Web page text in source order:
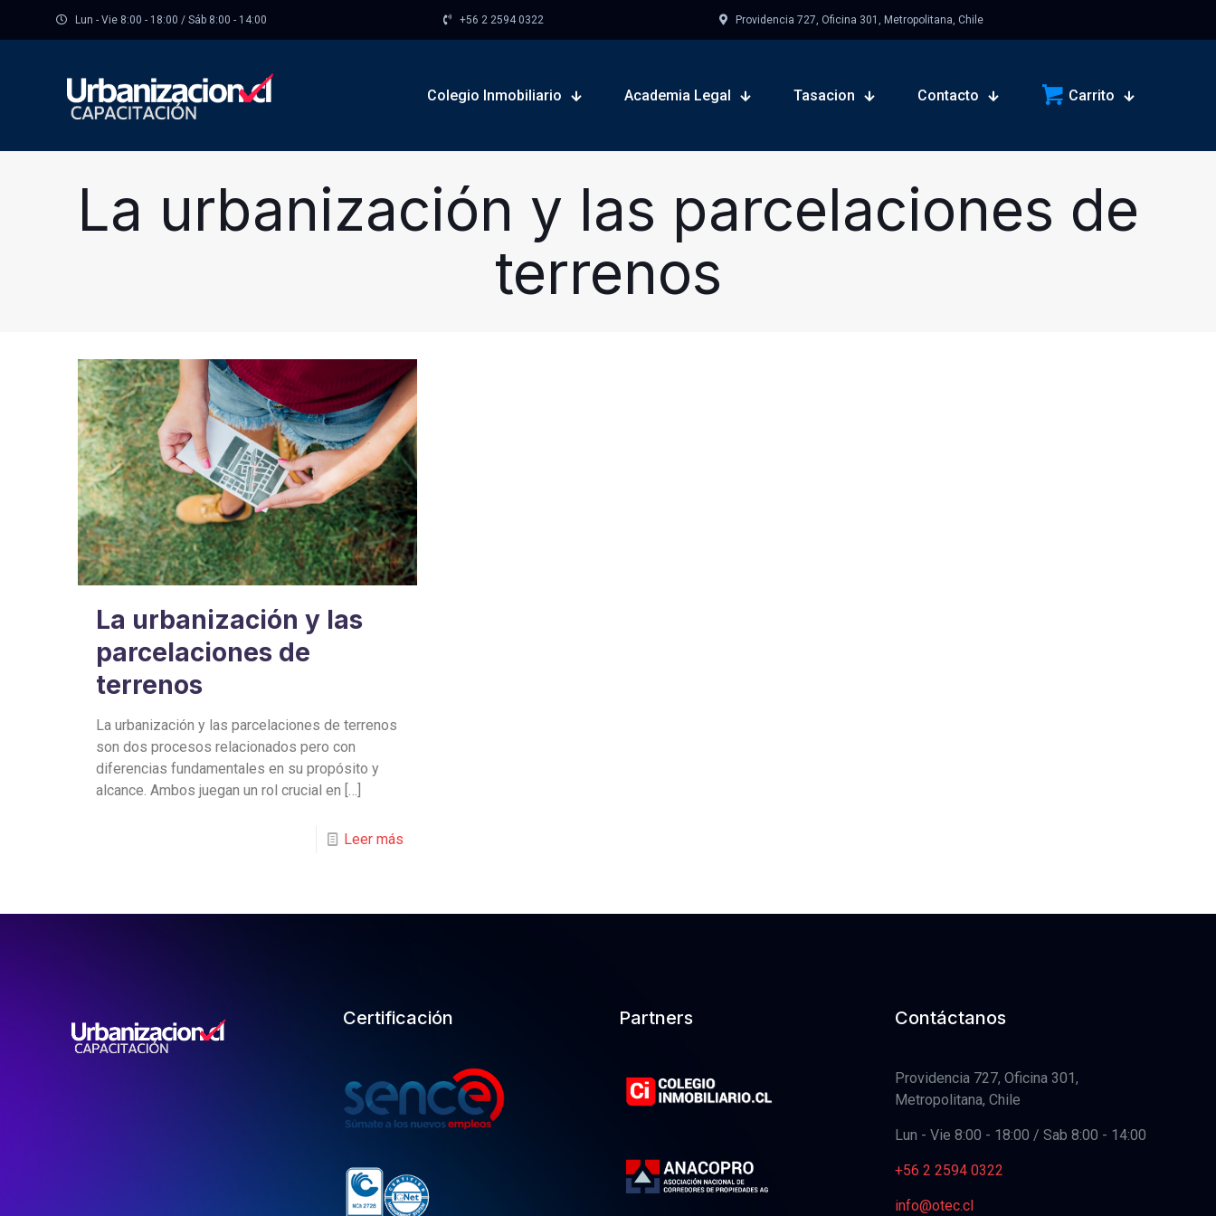
Lun - Vie 8:00 - 18:00 / Sáb 8:00 - 14:00 +56 2 2594 0322 Providencia 727, Oficina 301, Metropolitana, Chile
Colegio Inmobiliario Academia Legal Tasacion Contacto Carrito
La urbanización y las parcelaciones de
terrenos
La urbanización y las
parcelaciones de
terrenos
La urbanización y las parcelaciones de terrenos
son dos procesos relacionados pero con
diferencias fundamentales en su propósito y
alcance. Ambos juegan un rol crucial en […]
Leer más
Certificación Partners Contáctanos
Providencia 727, Oficina 301,
Metropolitana, Chile
Lun - Vie 8:00 - 18:00 / Sab 8:00 - 14:00
+56 2 2594 0322
info@otec.cl